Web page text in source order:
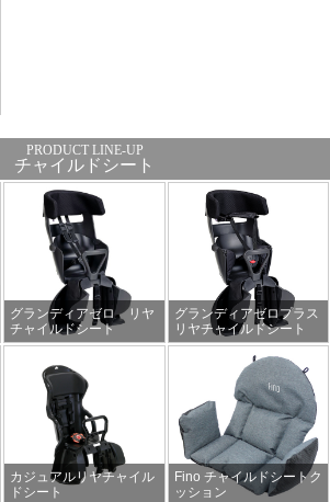
チャイルドシート
グランディアゼロ リヤ
チャイルドシート
グランディアゼロプラス
リヤチャイルドシート
カジュアルリヤチャイル
ドシート
Fino チャイルドシートク
ッション